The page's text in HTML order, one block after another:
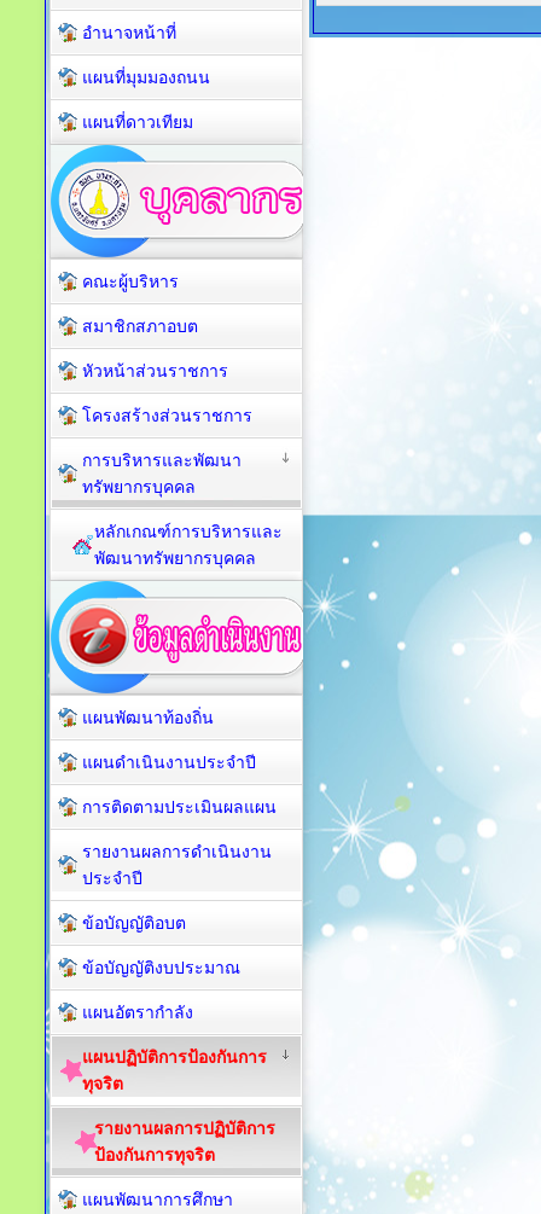
อำนาจหน้าที่
แผนที่มุมมองถนน
แผนที่ดาวเทียม
คณะผู้บริหาร
สมาชิกสภาอบต
หัวหน้าส่วนราชการ
โครงสร้างส่วนราชการ
การบริหารและพัฒนา
ทรัพยากรบุคคล
หลักเกณฑ์การบริหารและ
พัฒนาทรัพยากรบุคคล
แผนพัฒนาท้องถิ่น
แผนดำเนินงานประจำปี
การติดตามประเมินผลแผน
รายงานผลการดำเนินงาน
ประจำปี
ข้อบัญญัติอบต
ข้อบัญญัติงบประมาณ
แผนอัตรากำลัง
แผนปฏิบัติการป้องกันการ
ทุจริต
รายงานผลการปฏิบัติการ
ป้องกันการทุจริต
แผนพัฒนาการศึกษา